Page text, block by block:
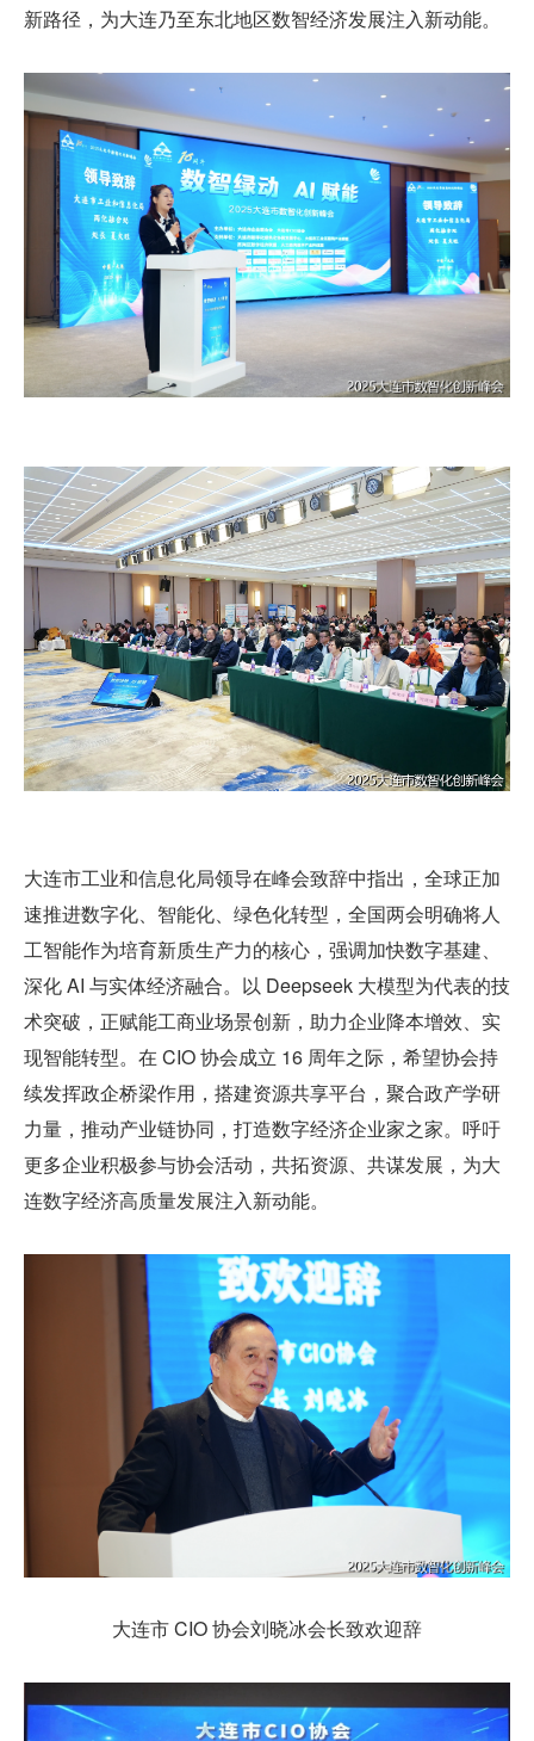
新路径，为大连乃至东北地区数智经济发展注入新动能。
大连市工业和信息化局领导在峰会致辞中指出，全球正加
速推进数字化、智能化、绿色化转型，全国两会明确将人
工智能作为培育新质生产力的核心，强调加快数字基建、
深化 AI 与实体经济融合。以 Deepseek 大模型为代表的技
术突破，正赋能工商业场景创新，助力企业降本增效、实
现智能转型。在 CIO 协会成立 16 周年之际，希望协会持
续发挥政企桥梁作用，搭建资源共享平台，聚合政产学研
力量，推动产业链协同，打造数字经济企业家之家。呼吁
更多企业积极参与协会活动，共拓资源、共谋发展，为大
连数字经济高质量发展注入新动能。
大连市 CIO 协会刘晓冰会长致欢迎辞